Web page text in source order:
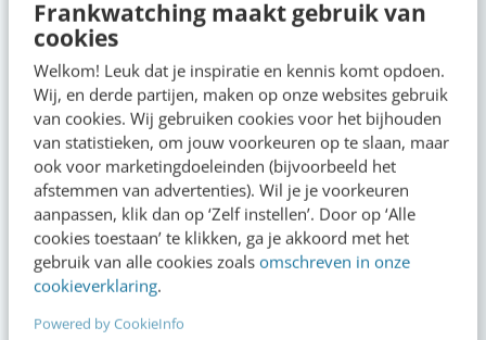
Frankwatching maakt gebruik van
cookies
Welkom! Leuk dat je inspiratie en kennis komt opdoen.
Wij, en derde partijen, maken op onze websites gebruik
van cookies. Wij gebruiken cookies voor het bijhouden
van statistieken, om jouw voorkeuren op te slaan, maar
ook voor marketingdoeleinden (bijvoorbeeld het
afstemmen van advertenties). Wil je je voorkeuren
aanpassen, klik dan op ‘Zelf instellen’. Door op ‘Alle
cookies toestaan’ te klikken, ga je akkoord met het
gebruik van alle cookies zoals omschreven in onze
cookieverklaring.
Powered by CookieInfo
VIDEO SHORTS
Bekijk de korte video's
00:00 00:00